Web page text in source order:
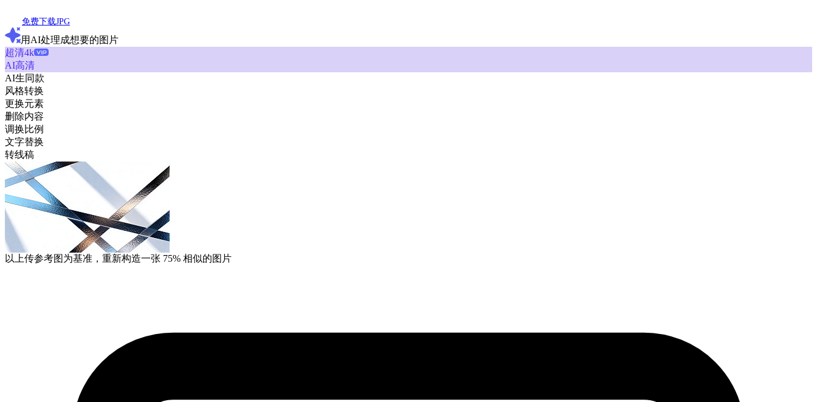
免费下载JPG
用AI处理成想要的图片
超清4k
AI高清
AI生同款
风格转换
更换元素
删除内容
调换比例
文字替换
转线稿
以上传参考图为基准，重新构造一张 75% 相似的图片